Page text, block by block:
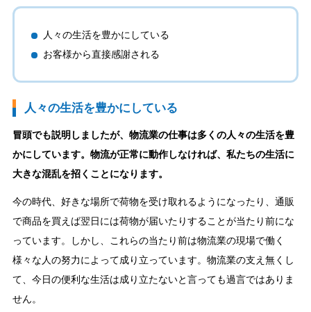
人々の生活を豊かにしている
お客様から直接感謝される
人々の生活を豊かにしている
冒頭でも説明しましたが、物流業の仕事は多くの人々の生活を豊
かにしています。物流が正常に動作しなければ、私たちの生活に
大きな混乱を招くことになります。
今の時代、好きな場所で荷物を受け取れるようになったり、通販
で商品を買えば翌日には荷物が届いたりすることが当たり前にな
っています。しかし、これらの当たり前は物流業の現場で働く
様々な人の努力によって成り立っています。物流業の支え無くし
て、今日の便利な生活は成り立たないと言っても過言ではありま
せん。